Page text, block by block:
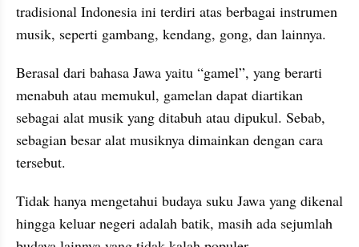
tradisional Indonesia ini terdiri atas berbagai instrumen
musik, seperti gambang, kendang, gong, dan lainnya.
Berasal dari bahasa Jawa yaitu “gamel”, yang berarti
menabuh atau memukul, gamelan dapat diartikan
sebagai alat musik yang ditabuh atau dipukul. Sebab,
sebagian besar alat musiknya dimainkan dengan cara
tersebut.
Tidak hanya mengetahui budaya suku Jawa yang dikenal
hingga keluar negeri adalah batik, masih ada sejumlah